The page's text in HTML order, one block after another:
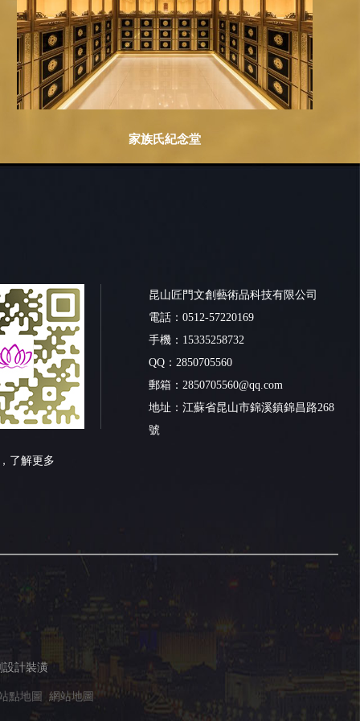
家族氏紀念堂
了解更多
昆山匠門文創藝術品科技有限公司
電話：0512-57220169
手機：15335258732
QQ：2850705560
郵箱：2850705560@qq.com
地址： 江蘇省昆山市錦溪鎮錦昌路268
號
設計裝潢
點地圖 網站地圖